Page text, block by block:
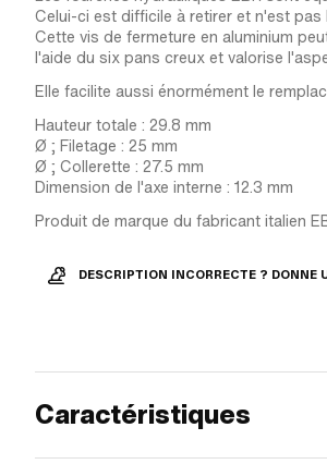
Celui-ci est difficile à retirer et n'est pas
Cette vis de fermeture en aluminium
l'aide du six pans creux et valorise
Elle facilite aussi énormément le
Hauteur totale : 29.8 mm
Ø ; Filetage : 25 mm
Ø ; Collerette : 27.5 mm
Dimension de l'axe interne : 12.3 mm
Produit de marque du fabricant italien
DESCRIPTION INCORRECTE ? DONNE
Caractéristiques